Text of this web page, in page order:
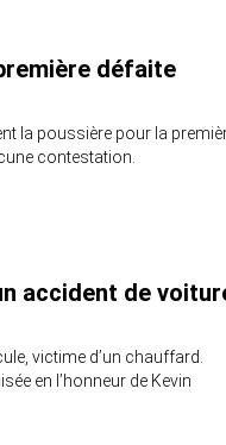
défaite
la poussière pour la
contestation.
accident de
victime d’un chauffard.
en l’honneur de Kevin